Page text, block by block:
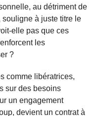
au détriment de
souligne à juste titre le
elle pas que ces
les
?
comme libératrices,
sur des besoins
un engagement
devient un contrat à